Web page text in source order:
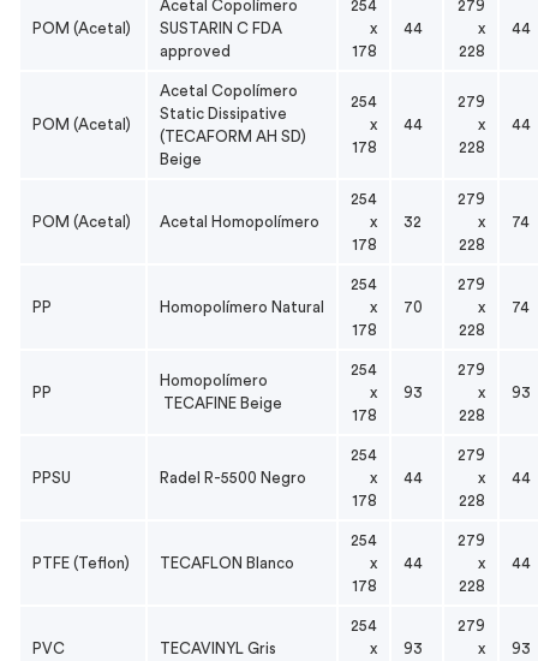
POM (Acetal)
Acetal Copolímero
SUSTARIN C FDA
approved
254
x
178
44
279
x
228
44
POM (Acetal)
Acetal Copolímero
Static Dissipative
(TECAFORM AH SD)
Beige
254
x
178
44
279
x
228
44
POM (Acetal) Acetal Homopolímero
254
x
178
32
279
x
228
74
PP Homopolímero Natural
254
x
178
70
279
x
228
74
PP
Homopolímero
TECAFINE Beige
254
x
178
93
279
x
228
93
PPSU Radel R-5500 Negro
254
x
178
44
279
x
228
44
PTFE (Teflon) TECAFLON Blanco
254
x
178
44
279
x
228
44
PVC TECAVINYL Gris
254
x
93
279
x
93